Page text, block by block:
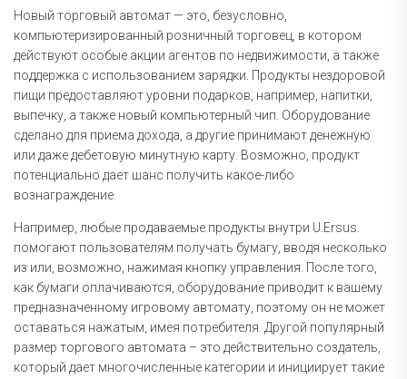
Новый торговый автомат — это, безусловно,
компьютеризированный розничный торговец, в котором
действуют особые акции агентов по недвижимости, а также
поддержка с использованием зарядки. Продукты нездоровой
пищи предоставляют уровни подарков, например, напитки,
выпечку, а также новый компьютерный чип. Оборудование
сделано для приема дохода, а другие принимают денежную
или даже дебетовую минутную карту. Возможно, продукт
потенциально дает шанс получить какое-либо
вознаграждение.
Например, любые продаваемые продукты внутри U.Ersus.
помогают пользователям получать бумагу, вводя несколько
из или, возможно, нажимая кнопку управления. После того,
как бумаги оплачиваются, оборудование приводит к вашему
предназначенному игровому автомату, поэтому он не может
оставаться нажатым, имея потребителя. Другой популярный
размер торгового автомата – это действительно создатель,
который дает многочисленные категории и инициирует такие